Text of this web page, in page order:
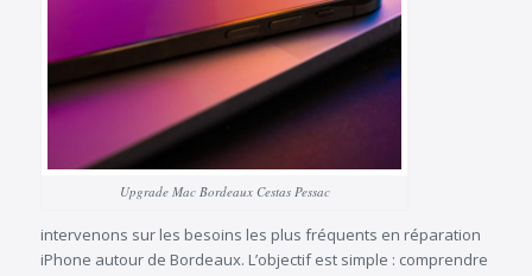
Upgrade Mac Bordeaux Cestas Pessac
intervenons sur les besoins les plus fréquents en réparation
iPhone autour de Bordeaux. L’objectif est simple : comprendre